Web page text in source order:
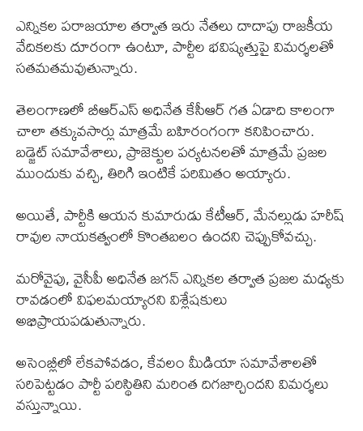
ఎన్నికల పరాజయాల తర్వాత ఇరు నేతలు దాదాపు రాజకీయ
వేదికలకు దూరంగా ఉంటూ, పార్టీల భవిష్యత్తుపై విమర్శలతో
సతమతమవుతున్నారు.
తెలంగాణలో బీఆర్ఎస్ అధినేత కేసీఆర్ గత ఏడాది కాలంగా
చాలా తక్కువసార్లు మాత్రమే బహిరంగంగా కనిపించారు.
బడ్జెట్ సమావేశాలు, ప్రాజెక్టుల పర్యటనలతో మాత్రమే ప్రజల
ముందుకు వచ్చి, తిరిగి ఇంటికే పరిమితం అయ్యారు.
అయితే, పార్టీకి ఆయన కుమారుడు కేటీఆర్, మేనల్లుడు హరీష్
రావుల నాయకత్వంలో కొంతబలం ఉందని చెప్పుకోవచ్చు.
మరోవైపు, వైసీపీ అధినేత జగన్ ఎన్నికల తర్వాత ప్రజల మధ్యకు
రావడంలో విఫలమయ్యారని విశ్లేషకులు
అభిప్రాయపడుతున్నారు.
అసెంబ్లీలో లేకపోవడం, కేవలం మీడియా సమావేశాలతో
సరిపెట్టడం పార్టీ పరిస్థితిని మరింత దిగజార్చిందని విమర్శలు
వస్తున్నాయి.